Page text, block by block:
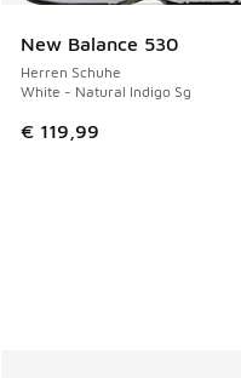
New Balance 530
Herren Schuhe
White - Natural Indigo Sg
€ 119,99